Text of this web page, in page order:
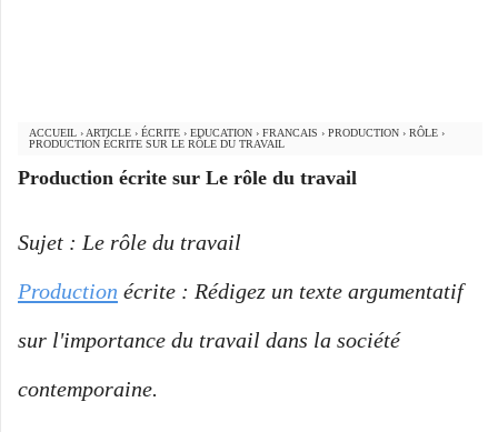
ACCUEIL › ARTICLE › ÉCRITE › EDUCATION › FRANCAIS › PRODUCTION › RÔLE ›
PRODUCTION ÉCRITE SUR LE RÔLE DU TRAVAIL
Production écrite sur Le rôle du travail
Sujet : Le rôle du travail
Production écrite : Rédigez un texte argumentatif
sur l'importance du travail dans la société
contemporaine.